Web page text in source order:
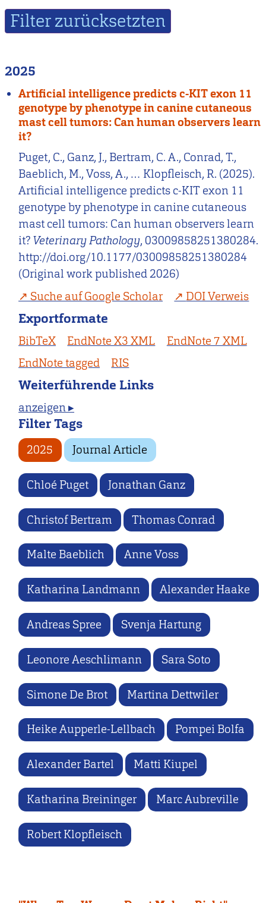
2025
Artificial intelligence predicts c-KIT exon 11
genotype by phenotype in canine cutaneous
mast cell tumors: Can human observers learn
it?
Puget, C., Ganz, J., Bertram, C. A., Conrad, T.,
Baeblich, M., Voss, A., … Klopfleisch, R. (2025).
Artificial intelligence predicts c-KIT exon 11
genotype by phenotype in canine cutaneous
mast cell tumors: Can human observers learn
it? Veterinary Pathology, 03009858251380284.
http://doi.org/10.1177/03009858251380284
(Original work published 2026)
Suche auf Google Scholar
DOI Verweis
Exportformate
BibTeX EndNote X3 XML
EndNote 7 XML
EndNote tagged
RIS
Weiterführende Links
anzeigen ▸
Filter Tags
2025 Journal Article
Chloé Puget Jonathan Ganz
Christof Bertram Thomas Conrad
Malte Baeblich Anne Voss
Katharina Landmann Alexander Haake
Andreas Spree Svenja Hartung
Leonore Aeschlimann Sara Soto
Simone De Brot Martina Dettwiler
Heike Aupperle-Lellbach Pompei Bolfa
Alexander Bartel Matti Kiupel
Katharina Breininger Marc Aubreville
Robert Klopfleisch